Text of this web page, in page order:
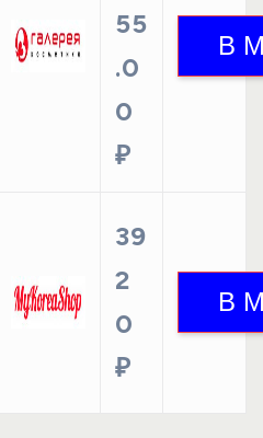
55
.0
0
₽
39
2
0
₽